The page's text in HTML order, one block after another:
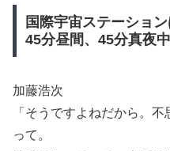
国際宇宙ステーショ
45分昼間、45分真夜
加藤浩次
「そうですよねだから。
って。